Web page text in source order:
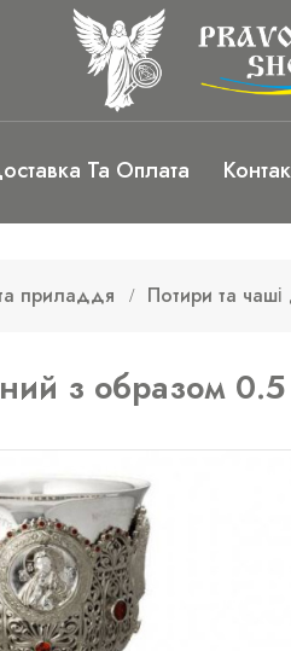
Та Оплата
приладдя Потири та чаші
з образом 0.5